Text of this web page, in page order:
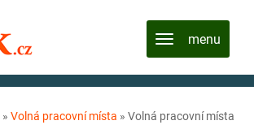
» Volná pracovní místa » Volná pracovní místa